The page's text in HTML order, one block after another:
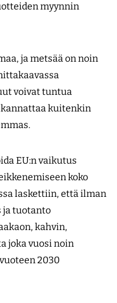
myynnin
ja metsää on noin
voivat tuntua
kuitenkin
EU:n vaikutus
koko
laskettiin, että ilman
tuotanto
kahvin,
joka vuosi noin
2030